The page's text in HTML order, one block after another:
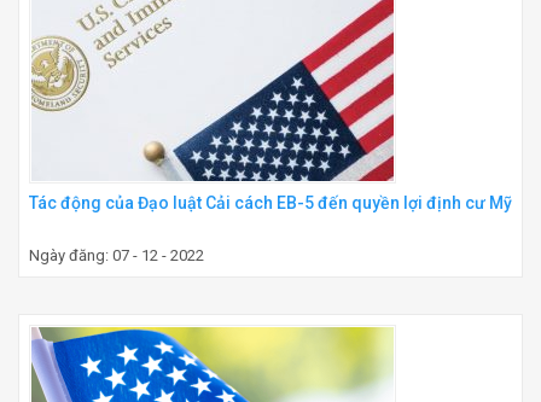
Tác động của Đạo luật Cải cách EB-5 đến quyền lợi định cư Mỹ
Ngày đăng: 07 - 12 - 2022